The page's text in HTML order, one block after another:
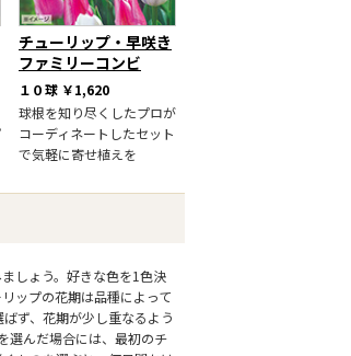
チューリップ・早咲き
ファミリーコンビ
１０球 ￥1,620
球根を知り尽くしたプロが
コーディネートしたセット
で気軽に寄せ植えを
しょう。好きな色を1色決
ップの花期は品種によって
ず、花期が少し重なるよう
選んだ場合には、最初のチ